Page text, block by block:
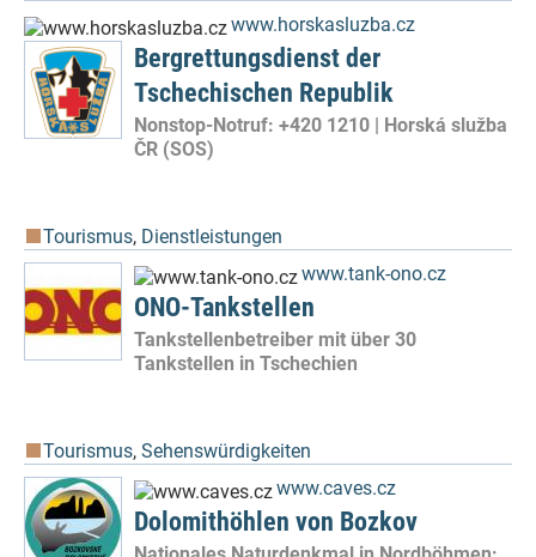
www.horskasluzba.cz
Bergrettungsdienst der
Tschechischen Republik
Nonstop-Notruf: +420 1210 | Horská služba
ČR (SOS)
Tourismus, Dienstleistungen
www.tank-ono.cz
ONO-Tankstellen
Tankstellenbetreiber mit über 30
Tankstellen in Tschechien
Tourismus, Sehenswürdigkeiten
www.caves.cz
Dolomithöhlen von Bozkov